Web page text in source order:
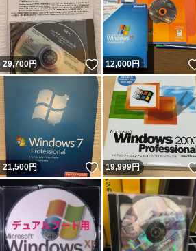
29,700円 いいね！
12,000円
21,500円 いいね！
19,999円